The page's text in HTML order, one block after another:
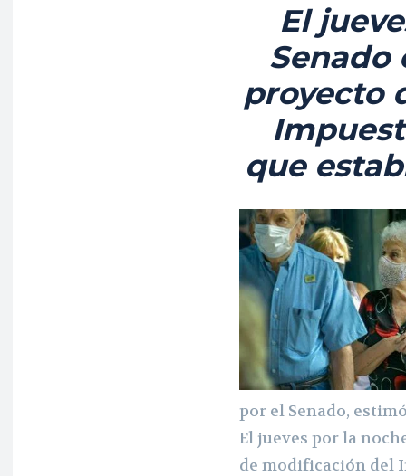
El
Senado
proyecto
que
por el Senado, estimó
El jueves por la
de modificación del